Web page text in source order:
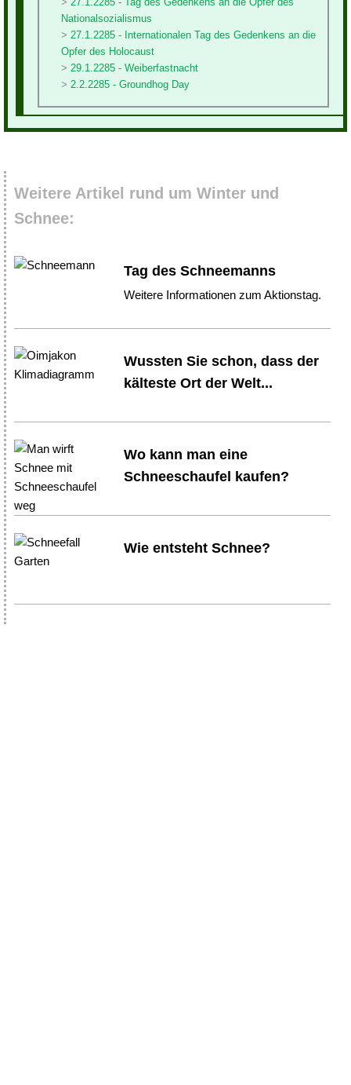
Nationalsozialismus
27.1.2285 - Internationalen Tag des Gedenkens an die
Opfer des Holocaust
29.1.2285 - Weiberfastnacht
2.2.2285 - Groundhog Day
Weitere Artikel rund um Winter und
Schnee:
Tag des Schneemanns
Weitere Informationen zum Aktionstag.
Wussten Sie schon, dass der
kälteste Ort der Welt...
Wo kann man eine
Schneeschaufel kaufen?
Wie entsteht Schnee?